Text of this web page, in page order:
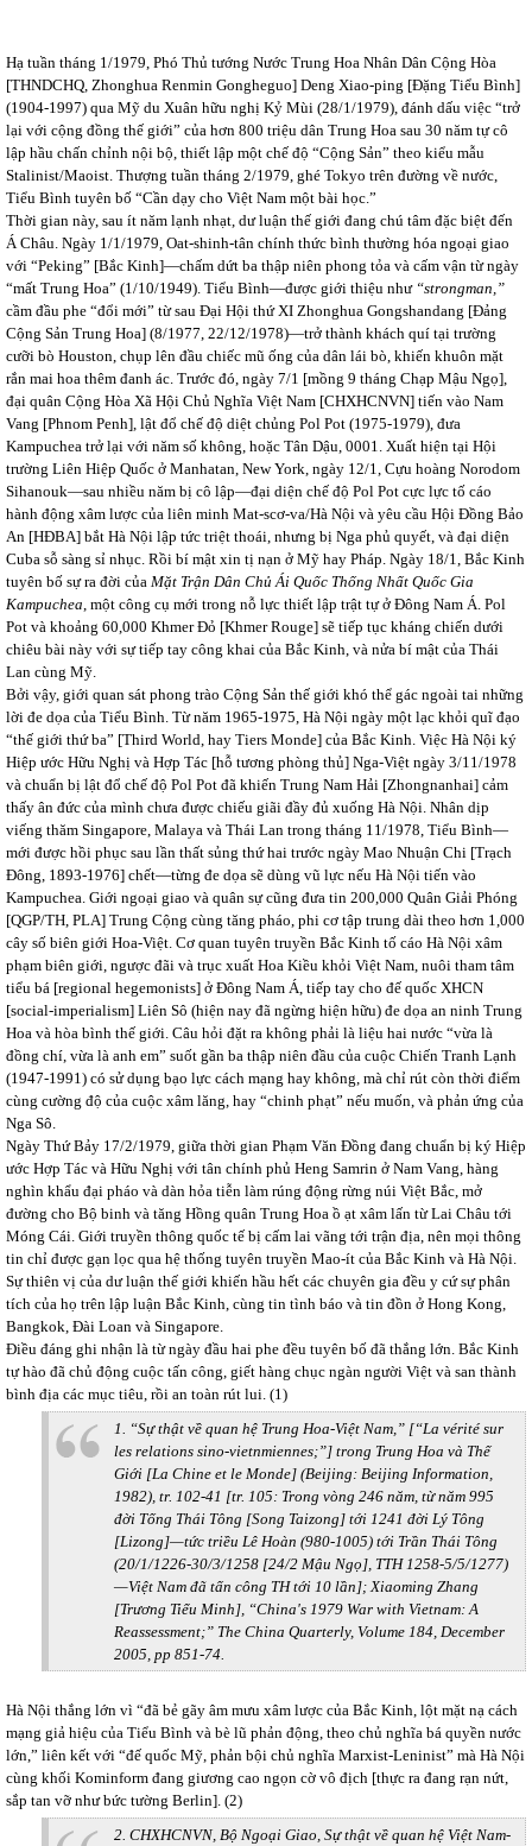
Hạ tuần tháng 1/1979, Phó Thủ tướng Nước Trung Hoa Nhân Dân Cộng Hòa
[THNDCHQ, Zhonghua Renmin Gongheguo] Deng Xiao-ping [Đặng Tiểu Bình]
(1904-1997) qua Mỹ du Xuân hữu nghị Kỷ Mùi (28/1/1979), đánh dấu việc “trở
lại với cộng đồng thế giới” của hơn 800 triệu dân Trung Hoa sau 30 năm tự cô
lập hầu chấn chỉnh nội bộ, thiết lập một chế độ “Cộng Sản” theo kiểu mẫu
Stalinist/Maoist. Thượng tuần tháng 2/1979, ghé Tokyo trên đường về nước,
Tiểu Bình tuyên bố “Cần dạy cho Việt Nam một bài học.”
Thời gian này, sau ít năm lạnh nhạt, dư luận thế giới đang chú tâm đặc biệt đến
Á Châu. Ngày 1/1/1979, Oat-shinh-tân chính thức bình thường hóa ngoại giao
với “Peking” [Bắc Kinh]—chấm dứt ba thập niên phong tỏa và cấm vận từ ngày
“mất Trung Hoa” (1/10/1949). Tiểu Bình—được giới thiệu như “strongman,”
cầm đầu phe “đổi mới” từ sau Đại Hội thứ XI Zhonghua Gongshandang [Đảng
Cộng Sản Trung Hoa] (8/1977, 22/12/1978)—trở thành khách quí tại trường
cưỡi bò Houston, chụp lên đầu chiếc mũ ống của dân lái bò, khiến khuôn mặt
rắn mai hoa thêm đanh ác. Trước đó, ngày 7/1 [mồng 9 tháng Chạp Mậu Ngọ],
đại quân Cộng Hòa Xã Hội Chủ Nghĩa Việt Nam [CHXHCNVN] tiến vào Nam
Vang [Phnom Penh], lật đổ chế độ diệt chủng Pol Pot (1975-1979), đưa
Kampuchea trở lại với năm số không, hoặc Tân Dậu, 0001. Xuất hiện tại Hội
trường Liên Hiệp Quốc ở Manhatan, New York, ngày 12/1, Cựu hoàng Norodom
Sihanouk—sau nhiều năm bị cô lập—đại diện chế độ Pol Pot cực lực tố cáo
hành động xâm lược của liên minh Mat-scơ-va/Hà Nội và yêu cầu Hội Đồng Bảo
An [HĐBA] bắt Hà Nội lập tức triệt thoái, nhưng bị Nga phủ quyết, và đại diện
Cuba sỗ sàng sỉ nhục. Rồi bí mật xin tị nạn ở Mỹ hay Pháp. Ngày 18/1, Bắc Kinh
tuyên bố sự ra đời của Mặt Trận Dân Chủ Ái Quốc Thống Nhất Quốc Gia
Kampuchea, một công cụ mới trong nỗ lực thiết lập trật tự ở Đông Nam Á. Pol
Pot và khoảng 60,000 Khmer Đỏ [Khmer Rouge] sẽ tiếp tục kháng chiến dưới
chiêu bài này với sự tiếp tay công khai của Bắc Kinh, và nửa bí mật của Thái
Lan cùng Mỹ.
Bởi vậy, giới quan sát phong trào Cộng Sản thế giới khó thể gác ngoài tai những
lời đe dọa của Tiểu Bình. Từ năm 1965-1975, Hà Nội ngày một lạc khỏi quĩ đạo
“thế giới thứ ba” [Third World, hay Tiers Monde] của Bắc Kinh. Việc Hà Nội ký
Hiệp ước Hữu Nghị và Hợp Tác [hỗ tương phòng thủ] Nga-Việt ngày 3/11/1978
và chuẩn bị lật đổ chế độ Pol Pot đã khiến Trung Nam Hải [Zhongnanhai] cảm
thấy ân đức của mình chưa được chiếu giãi đầy đủ xuống Hà Nội. Nhân dịp
viếng thăm Singapore, Malaya và Thái Lan trong tháng 11/1978, Tiểu Bình—
mới được hồi phục sau lần thất sủng thứ hai trước ngày Mao Nhuận Chi [Trạch
Đông, 1893-1976] chết—từng đe dọa sẽ dùng vũ lực nếu Hà Nội tiến vào
Kampuchea. Giới ngoại giao và quân sự cũng đưa tin 200,000 Quân Giải Phóng
[QGP/TH, PLA] Trung Cộng cùng tăng pháo, phi cơ tập trung dài theo hơn 1,000
cây số biên giới Hoa-Việt. Cơ quan tuyên truyền Bắc Kinh tố cáo Hà Nội xâm
phạm biên giới, ngược đãi và trục xuất Hoa Kiều khỏi Việt Nam, nuôi tham tâm
tiểu bá [regional hegemonists] ở Đông Nam Á, tiếp tay cho đế quốc XHCN
[social-imperialism] Liên Sô (hiện nay đã ngừng hiện hữu) đe dọa an ninh Trung
Hoa và hòa bình thế giới. Câu hỏi đặt ra không phải là liệu hai nước “vừa là
đồng chí, vừa là anh em” suốt gần ba thập niên đầu của cuộc Chiến Tranh Lạnh
(1947-1991) có sử dụng bạo lực cách mạng hay không, mà chỉ rút còn thời điểm
cùng cường độ của cuộc xâm lăng, hay “chinh phạt” nếu muốn, và phản ứng của
Nga Sô.
Ngày Thứ Bảy 17/2/1979, giữa thời gian Phạm Văn Đồng đang chuẩn bị ký Hiệp
ước Hợp Tác và Hữu Nghị với tân chính phủ Heng Samrin ở Nam Vang, hàng
nghìn khẩu đại pháo và dàn hỏa tiễn làm rúng động rừng núi Việt Bắc, mở
đường cho Bộ binh và tăng Hồng quân Trung Hoa ồ ạt xâm lấn từ Lai Châu tới
Móng Cái. Giới truyền thông quốc tế bị cấm lai vãng tới trận địa, nên mọi thông
tin chỉ được gạn lọc qua hệ thống tuyên truyền Mao-ít của Bắc Kinh và Hà Nội.
Sự thiên vị của dư luận thế giới khiến hầu hết các chuyên gia đều y cứ sự phân
tích của họ trên lập luận Bắc Kinh, cùng tin tình báo và tin đồn ở Hong Kong,
Bangkok, Đài Loan và Singapore.
Điều đáng ghi nhận là từ ngày đầu hai phe đều tuyên bố đã thắng lớn. Bắc Kinh
tự hào đã chủ động cuộc tấn công, giết hàng chục ngàn người Việt và san thành
bình địa các mục tiêu, rồi an toàn rút lui. (1)
1. “Sự thật về quan hệ Trung Hoa-Việt Nam,” [“La vérité sur
les relations sino-vietnmiennes;”] trong Trung Hoa và Thế
Giới [La Chine et le Monde] (Beijing: Beijing Information,
1982), tr. 102-41 [tr. 105: Trong vòng 246 năm, từ năm 995
đời Tống Thái Tông [Song Taizong] tới 1241 đời Lý Tông
[Lizong]—tức triều Lê Hoàn (980-1005) tới Trần Thái Tông
(20/1/1226-30/3/1258 [24/2 Mậu Ngọ], TTH 1258-5/5/1277)
—Việt Nam đã tấn công TH tới 10 lần]; Xiaoming Zhang
[Trương Tiểu Minh], “China's 1979 War with Vietnam: A
Reassessment;” The China Quarterly, Volume 184, December
2005, pp 851-74.
Hà Nội thắng lớn vì “đã bẻ gãy âm mưu xâm lược của Bắc Kinh, lột mặt nạ cách
mạng giả hiệu của Tiểu Bình và bè lũ phản động, theo chủ nghĩa bá quyền nước
lớn,” liên kết với “đế quốc Mỹ, phản bội chủ nghĩa Marxist-Leninist” mà Hà Nội
cùng khối Kominform đang giương cao ngọn cờ vô địch [thực ra đang rạn nứt,
sắp tan vỡ như bức tường Berlin]. (2)
2. CHXHCNVN, Bộ Ngoại Giao, Sự thật về quan hệ Việt Nam-